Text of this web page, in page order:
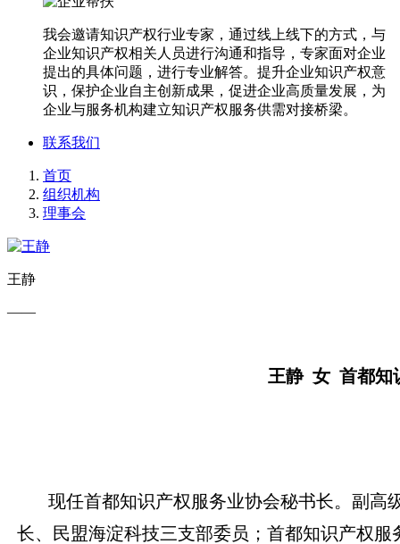
我会邀请知识产权行业专家，通过线上线下的方式，与
企业知识产权相关人员进行沟通和指导，专家面对企业
提出的具体问题，进行专业解答。提升企业知识产权意
识，保护企业自主创新成果，促进企业高质量发展，为
企业与服务机构建立知识产权服务供需对接桥梁。
联系我们
首页
组织机构
理事会
王静
——
王静 女 首都知
现任首都知识产权服务业协会秘书长。副高
长、民盟海淀科技三支部委员；首都知识产权